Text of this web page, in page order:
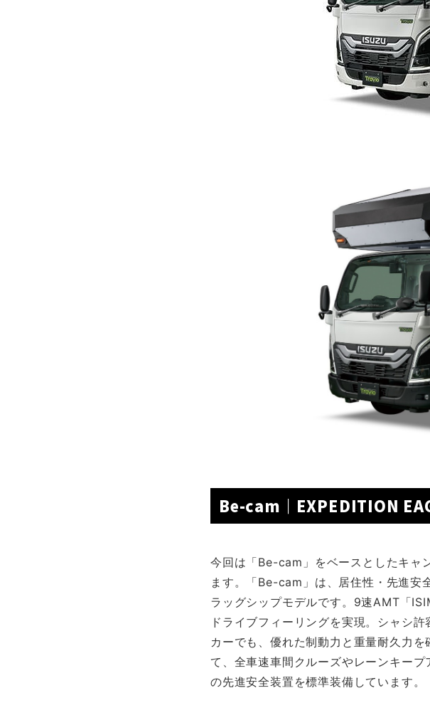
Be-cam｜EXPEDITION
今回は「Be-cam」をベースとしたキャ
ます。「Be-cam」は、居住性・先進安
ラッグシップモデルです。9速AMT「
ドライブフィーリングを実現。シャシ
カーでも、優れた制動力と重量耐久力
て、全車速車間クルーズやレーンキー
の先進安全装置を標準装備しています。